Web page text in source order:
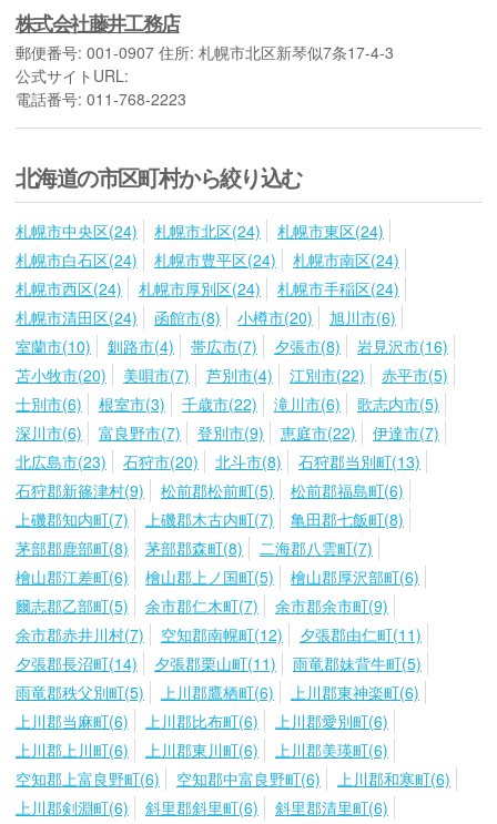
株式会社藤井工務店
郵便番号: 001-0907 住所: 札幌市北区新琴似7条17-4-3
公式サイトURL:
電話番号: 011-768-2223
北海道の市区町村から絞り込む
札幌市中央区(24) 札幌市北区(24)
札幌市東区(24)
札幌市白石区(24)
札幌市豊平区(24)
札幌市南区(24)
札幌市西区(24)
札幌市厚別区(24)
札幌市手稲区(24)
札幌市清田区(24)
函館市(8) 小樽市(20)
旭川市(6)
室蘭市(10)
釧路市(4) 帯広市(7) 夕張市(8)
岩見沢市(16)
苫小牧市(20)
美唄市(7) 芦別市(4) 江別市(22)
赤平市(5)
士別市(6)
根室市(3) 千歳市(22) 滝川市(6)
歌志内市(5)
深川市(6)
富良野市(7) 登別市(9) 恵庭市(22)
伊達市(7)
北広島市(23)
石狩市(20) 北斗市(8)
石狩郡当別町(13)
石狩郡新篠津村(9)
松前郡松前町(5)
松前郡福島町(6)
上磯郡知内町(7)
上磯郡木古内町(7)
亀田郡七飯町(8)
茅部郡鹿部町(8)
茅部郡森町(8)
二海郡八雲町(7)
檜山郡江差町(6)
檜山郡上ノ国町(5)
檜山郡厚沢部町(6)
爾志郡乙部町(5)
余市郡仁木町(7)
余市郡余市町(9)
余市郡赤井川村(7)
空知郡南幌町(12)
夕張郡由仁町(11)
夕張郡長沼町(14)
夕張郡栗山町(11)
雨竜郡妹背牛町(5)
雨竜郡秩父別町(5)
上川郡鷹栖町(6)
上川郡東神楽町(6)
上川郡当麻町(6)
上川郡比布町(6)
上川郡愛別町(6)
上川郡上川町(6)
上川郡東川町(6)
上川郡美瑛町(6)
空知郡上富良野町(6)
空知郡中富良野町(6)
上川郡和寒町(6)
上川郡剣淵町(6)
斜里郡斜里町(6)
斜里郡清里町(6)